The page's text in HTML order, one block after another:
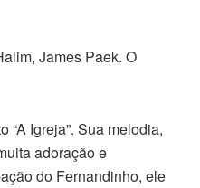
James Paek. O
“A Igreja”. Sua melodia,
adoração e
do Fernandinho, ele